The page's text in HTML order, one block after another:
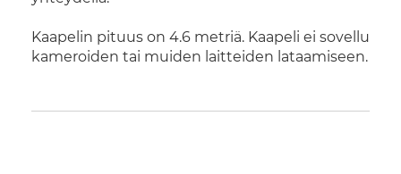
Kaapelin pituus on 4.6 metriä. Kaapeli ei sovellu
kameroiden tai muiden laitteiden lataamiseen.